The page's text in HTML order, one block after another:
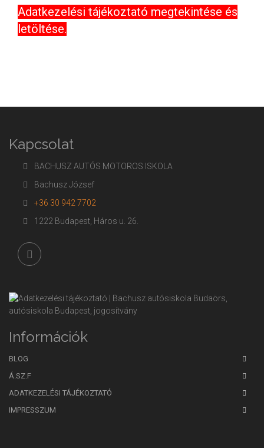
Adatkezelési tájékoztató megtekintése és
letöltése.
Kapcsolat
BACHUSZ AUTÓS MOTOROS ISKOLA
Bachusz József
+36 30 942 7702
1222 Budapest, Háros u. 26.
Információk
BLOG
Á.SZ.F
ADATKEZELÉSI TÁJÉKOZTATÓ
IMPRESSZUM